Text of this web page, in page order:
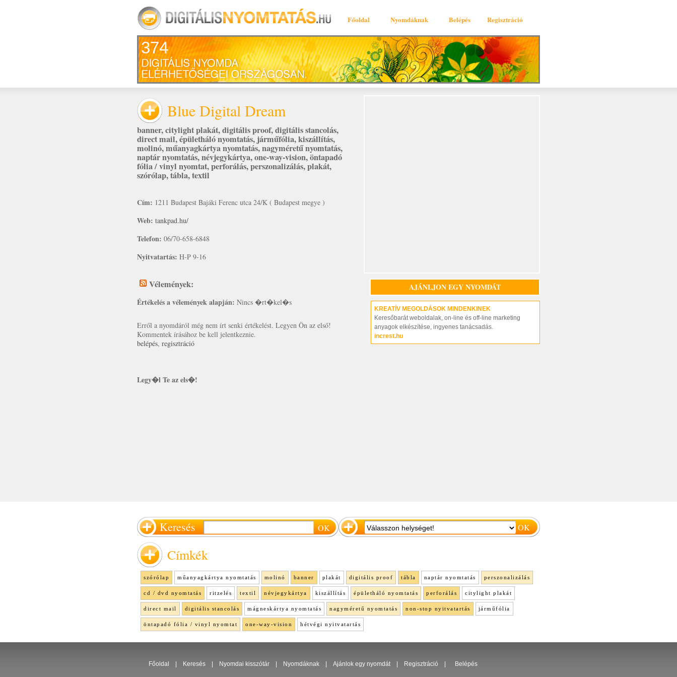
Főoldal Nyomdáknak Belépés Regisztráció
374
Blue Digital Dream
banner,citylight plakát,digitális proof,digitális stancolás,
direct mail,épületháló nyomtatás, járműfólia,kiszállítás,
molinó,műanyagkártya nyomtatás,nagyméretű nyomtatás,
naptár nyomtatás,névjegykártya,one-way-vision,öntapadó
fólia / vinyl nyomtat,perforálás,perszonalizálás,plakát,
szórólap,tábla,textil
Cím: 1211 Budapest Bajáki Ferenc utca 24/K ( Budapest megye )
Web: tankpad.hu/
Telefon: 06/70-658-6848
Nyitvatartás: H-P 9-16
Vélemények:
Értékelés a vélemények alapján: Nincs �rt�kel�s
Erről a nyomdáról még nem írt senki értékelést. Legyen Ön az első!
Kommentek írásához be kell jelentkeznie.
belépés, regisztráció
Legy�l Te az els�!
AJÁNLJON EGY NYOMDÁT
KREATÍV MEGOLDÁSOK MINDENKINEK
Keresőbarát weboldalak, on-line és off-line marketing
anyagok elkészítése, ingyenes tanácsadás.
increst.hu
Keresés
Címkék
szórólap műanyagkártya nyomtatás molinó banner plakát digitális proof tábla naptár nyomtatás perszonalizálás
cd / dvd nyomtatás ritzelés textil névjegykártya kiszállítás épületháló nyomtatás perforálás citylight plakát
direct mail digitális stancolás mágneskártya nyomtatás nagyméretű nyomtatás non-stop nyitvatartás járműfólia
öntapadó fólia / vinyl nyomtat one-way-vision hétvégi nyitvatartás
Főoldal Keresés Nyomdai kisszótár Nyomdáknak Ajánlok egy nyomdát Regisztráció Belépés